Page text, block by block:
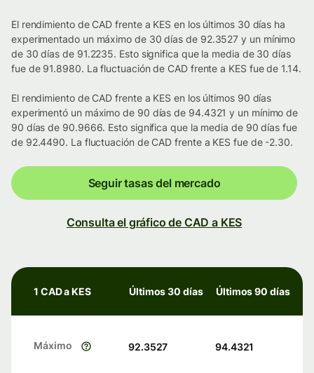
El rendimiento de CAD frente a KES en los últimos 30 días ha
experimentado un máximo de 30 días de 92.3527 y un mínimo
de 30 días de 91.2235. Esto significa que la media de 30 días
fue de 91.8980. La fluctuación de CAD frente a KES fue de 1.14.
El rendimiento de CAD frente a KES en los últimos 90 días
experimentó un máximo de 90 días de 94.4321 y un mínimo de
90 días de 90.9666. Esto significa que la media de 90 días fue
de 92.4490. La fluctuación de CAD frente a KES fue de -2.30.
Seguir tasas del mercado
Consulta el gráfico de CAD a KES
1 CAD a KES Últimos 30 días Últimos 90 días
Máximo 92.3527 94.4321